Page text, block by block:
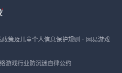
政策及儿童个人信息保护规则 - 网易游戏
游戏行业防沉迷自律公约